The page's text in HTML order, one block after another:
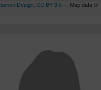
Design CC BY 3.0— Map data ©